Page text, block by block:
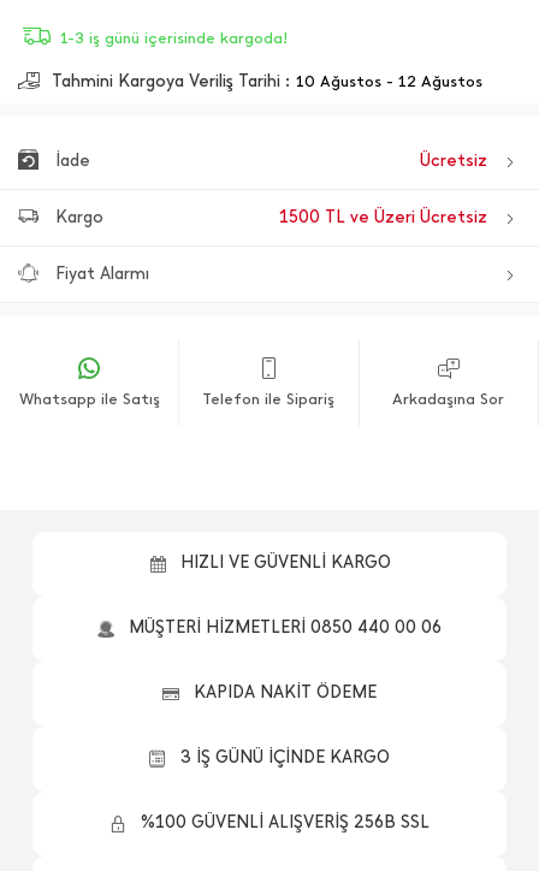
1-3 iş günü içerisinde kargoda!
Tahmini Kargoya Veriliş Tarihi : 10 Ağustos - 12 Ağustos
İade Ücretsiz
Kargo 1500 TL ve Üzeri Ücretsiz
Fiyat Alarmı
Whatsapp ile Satış Telefon ile Sipariş Arkadaşına Sor
HIZLI VE GÜVENLİ KARGO
MÜŞTERİ HİZMETLERİ 0850 440 00 06
KAPIDA NAKİT ÖDEME
3 İŞ GÜNÜ İÇİNDE KARGO
%100 GÜVENLİ ALIŞVERİŞ 256B SSL